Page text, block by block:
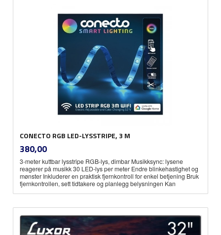
CONECTO RGB LED-LYSSTRIPE, 3 M
Pris
380,00mva.
3-meter kuttbar lysstripe RGB-lys, dimbar Musikksync: lysene
reagerer på musikk 30 LED-lys per meter Endre blinkehastighet og
mønster Inkluderer en praktisk fjernkontroll for enkel betjening Bruk
fjernkontrollen, sett tidtakere og planlegg belysningen Kan